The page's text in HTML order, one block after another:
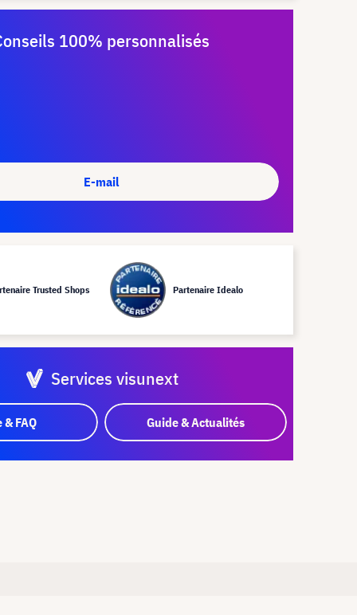
100% personnalisés
E-mail
Trusted Shops Partenaire Idealo
Services visunext
& FAQ Guide & Actualités